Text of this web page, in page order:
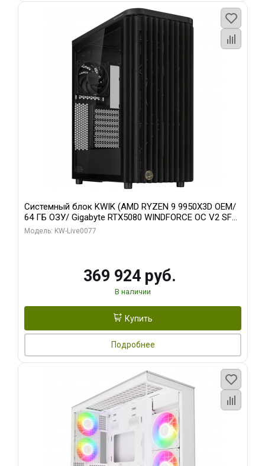
Системный блок KWIK (AMD RYZEN 9 9950X3D OEM/
64 ГБ ОЗУ/ Gigabyte RTX5080 WINDFORCE OC V2 SFF
16GB GDDR7 256b/ 960 ГБ SSD)
Модель: KW-Live0077
369 924 руб.
В наличии
Купить
Подробнее